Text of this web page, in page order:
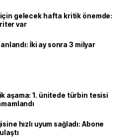
için gelecek hafta kritik önemde:
var
İki ay sonra 3 milyar
aşama: 1. ünitede türbin tesisi
hızlı uyum sağladı: Abone